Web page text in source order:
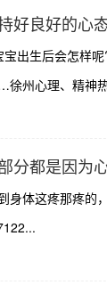
好良好的心
出生后会怎样
州心理、精神
分都是因为
身体这疼那疼